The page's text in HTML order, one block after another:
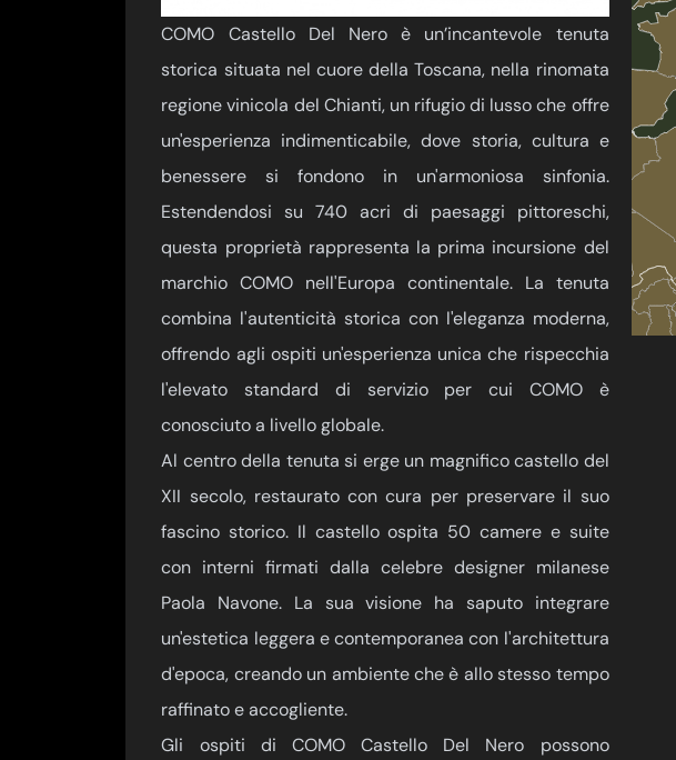
COMO Castello Del Nero è un’incantevole tenuta
storica situata nel cuore della Toscana, nella rinomata
regione vinicola del Chianti, un rifugio di lusso che offre
un'esperienza indimenticabile, dove storia, cultura e
benessere si fondono in un'armoniosa sinfonia.
Estendendosi su 740 acri di paesaggi pittoreschi,
questa proprietà rappresenta la prima incursione del
marchio COMO nell'Europa continentale. La tenuta
combina l'autenticità storica con l'eleganza moderna,
offrendo agli ospiti un'esperienza unica che rispecchia
l'elevato standard di servizio per cui COMO è
conosciuto a livello globale.
Al centro della tenuta si erge un magnifico castello del
XII secolo, restaurato con cura per preservare il suo
fascino storico. Il castello ospita 50 camere e suite
con interni firmati dalla celebre designer milanese
Paola Navone. La sua visione ha saputo integrare
un'estetica leggera e contemporanea con l'architettura
d'epoca, creando un ambiente che è allo stesso tempo
raffinato e accogliente.
Gli ospiti di COMO Castello Del Nero possono